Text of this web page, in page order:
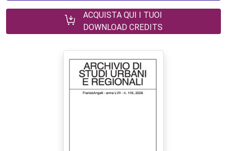
ACQUISTA QUI I TUOI
DOWNLOAD CREDITS